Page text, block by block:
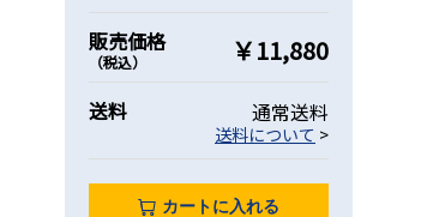
販売価格
（税込） ￥11,880
送料 通常送料
送料について >
カートに入れる